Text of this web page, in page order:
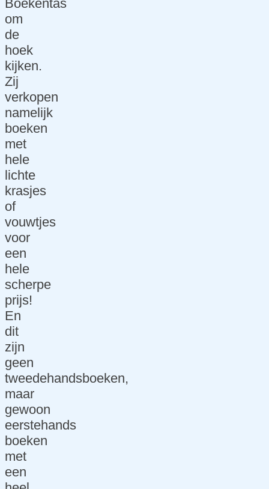
ng
SEA
Mar
keti
ng
Lin
kbu
ildi
ng
Soc
ial
me
dia
Beheer
Tec
hni
sch
ond
erh
oud
Hos
ting
&
do
mei
nen
Sup
por
Boekentas
om
de
hoek
kijken.
Zij
verkopen
namelijk
boeken
met
hele
lichte
krasjes
of
vouwtjes
voor
een
hele
scherpe
prijs!
En
dit
zijn
geen
tweedehandsboeken,
maar
gewoon
eerstehands
boeken
met
een